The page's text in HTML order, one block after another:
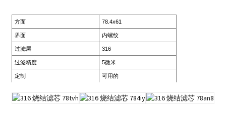
方面 78.4x61
界面 内螺纹
过滤层 316
过滤精度 5微米
定制 可用的